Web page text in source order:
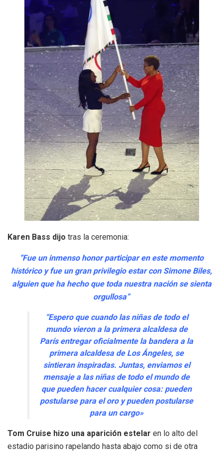
Karen Bass dijo tras la ceremonia:
“Fue un inmenso honor participar en este momento
histórico y fue un gran privilegio estar con Simone Biles,
alguien que ha hecho que toda nuestra nación se sienta
orgullosa”
“Espero que cuando las niñas de todo el
mundo vieron a la primera alcaldesa de
París entregar oficialmente la bandera a la
primera alcaldesa de Los Ángeles, se
sintieran inspiradas. Juntas, enviamos el
mensaje a las niñas de todo el mundo de
que pueden hacer cualquier cosa: pueden
postularse para el oro y pueden postularse
para un cargo»
Tom Cruise hizo una aparición estelar en lo alto del
estadio parisino rapelando hasta abajo como si de otra